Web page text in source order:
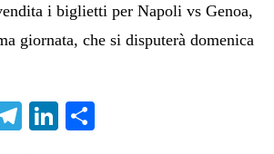
i biglietti per Napoli vs Genoa,
giornata, che si disputerà domenica
Te
Li